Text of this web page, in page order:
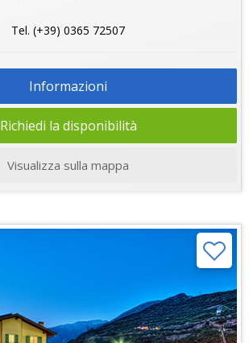
Tel. (+39) 0365 72507
Informazioni
Richiedi la disponibilità
Visualizza sulla mappa